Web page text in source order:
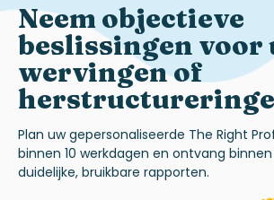
Neem objectieve
beslissingen voor
wervingen of
Plan uw gepersonaliseerde The Right
binnen 10 werkdagen en ontvang
duidelijke, bruikbare rapporten.